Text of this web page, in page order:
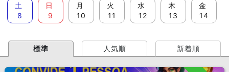
土
8
日
9
月
10
火
11
水
12
木
13
金
14
標準 人気順 新着順